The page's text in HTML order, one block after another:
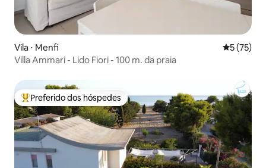
Vila ⋅ Menfi 5 de uma
5 (75)
Villa Ammari - Lido Fiori - 100 m. da praia
Entre os melhores preferidos dos hóspedes
Preferido dos hóspedes